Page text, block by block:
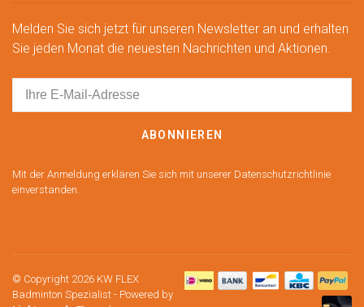
Melden Sie sich jetzt für unseren Newsletter an und erhalten
Sie jeden Monat die neuesten Nachrichten und Aktionen.
ABONNIEREN
Mit der Anmeldung erklären Sie sich mit unserer Datenschutzrichtlinie
einverstanden.
© Copyright 2026 KW FLEX
Badminton Spezialist - Powered by